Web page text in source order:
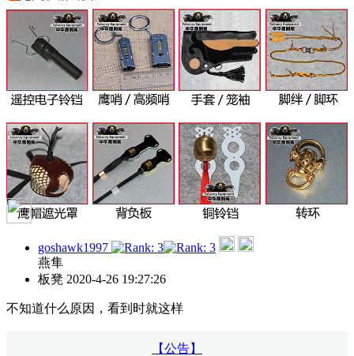
goshawk1997
燕隼
板凳 2020-4-26 19:27:26
不知道什么原因，看到时就这样
【公告】